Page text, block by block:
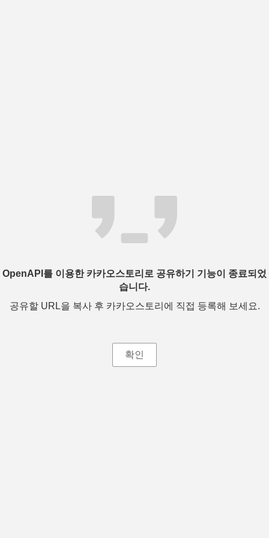
OpenAPI를 이용한 카카오스토리로 공유하기 기능이 종료되었
습니다.
공유할 URL을 복사 후 카카오스토리에 직접 등록해 보세요.
확인